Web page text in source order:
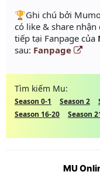
️🏆Ghi chú bởi
có like & share
tiếp tại Fanpage của
sau: Fanpage
Tìm kiếm Mu:
Season 0-1 Season 2
Season 16-20
Season
MU